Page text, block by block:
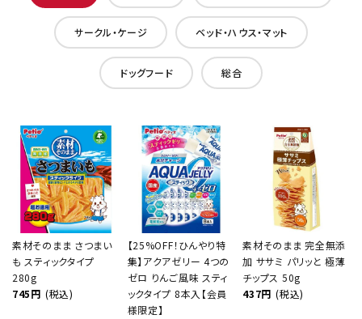
サークル・ケージ ベッド・ハウス・マット
ドッグフード 総合
素材そのまま さつまい
も スティックタイプ
280g
745円 (税込)
【25%OFF！ひんやり特
集】アクアゼリー 4つの
ゼロ りんご風味 スティ
ックタイプ 8本入【会員
様限定】
素材そのまま 完全無添
加 ササミ パリッと 極薄
チップス 50g
437円 (税込)